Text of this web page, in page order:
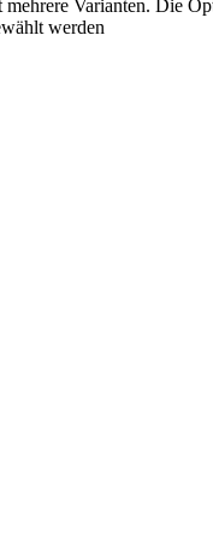
mehrere Varianten. Die
werden